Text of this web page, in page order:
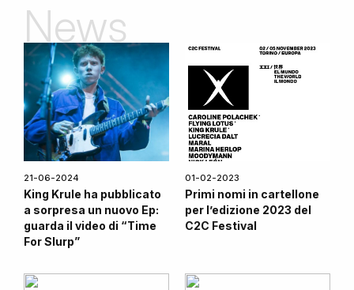
News
21-06-2024
King Krule ha pubblicato
a sorpresa un nuovo Ep:
guarda il video di “Time
For Slurp”
01-02-2023
Primi nomi in cartellone
per l’edizione 2023 del
C2C Festival